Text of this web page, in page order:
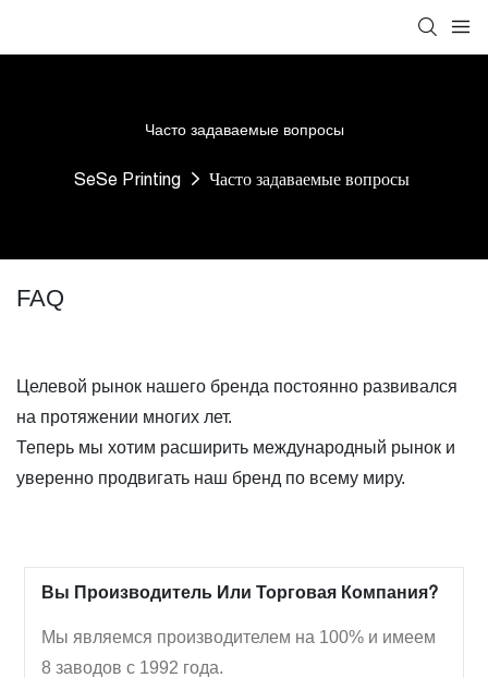
Часто задаваемые вопросы
SeSe Printing Часто задаваемые вопросы
FAQ
Целевой рынок нашего бренда постоянно развивался
на протяжении многих лет.
Теперь мы хотим расширить международный рынок и
уверенно продвигать наш бренд по всему миру.
Вы Производитель Или Торговая Компания?
Мы являемся производителем на 100% и имеем
8 заводов с 1992 года.